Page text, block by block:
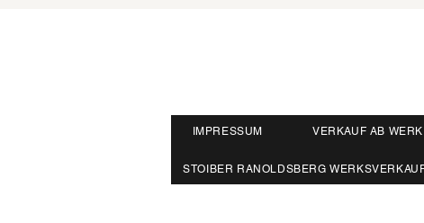
IMPRESSUM VERKAUF AB
STOIBER RANOLDSBERG